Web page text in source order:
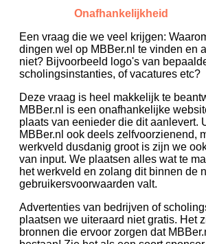
Onafhankelijkheid
Een vraag die we veel krijgen:
dingen wel op MBBer.nl te vinden en
niet? Bijvoorbeeld logo's van
scholingsinstanties, of vacatures etc?
Deze vraag is heel makkelijk te
MBBer.nl is een onafhankelijke
plaats van eenieder die dit aanlevert.
MBBer.nl ook deels zelfvoorzienend,
werkveld dusdanig groot is zijn we
van input. We plaatsen alles wat te
het werkveld en zolang dit binnen de
gebruikersvoorwaarden valt.
Advertenties van bedrijven of
plaatsen we uiteraard niet gratis. Het
bronnen die ervoor zorgen dat